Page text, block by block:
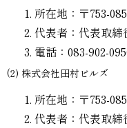
所在地：〒753-
代表者：代表取締
電話：083-902-
(2) 株式会社田村ビルズ
所在地：〒753-
代表者：代表取締